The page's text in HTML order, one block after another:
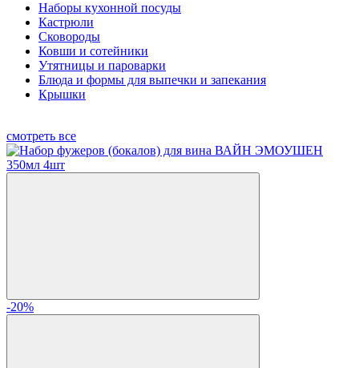
Наборы кухонной посуды
Кастрюли
Сковороды
Ковши и сотейники
Утятницы и пароварки
Блюда и формы для выпечки и запекания
Крышки
смотреть все
-20%